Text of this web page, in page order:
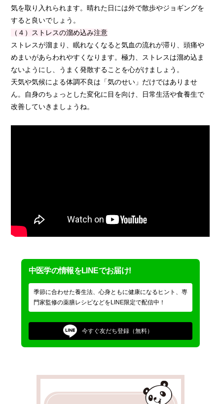
気を取り入れられます。晴れた日には外で散歩やジョギングを
すると良いでしょう。
（４）ストレスの溜め込み注意
ストレスが溜まり、眠れなくなると気血の流れが滞り、頭痛や
めまいがあらわれやすくなります。極力、ストレスは溜め込ま
ないようにし、うまく発散することを心がけましょう。
天気や気候による体調不良は「気のせい」だけではありませ
ん。自身のちょっとした変化に目を向け、日常生活や食養生で
改善していきましょうね。
中医学の情報をLINEでお届け!
季節に合わせた養生法、心身ともに健康になるヒント、専
門家監修の薬膳レシピなどをLINE限定で配信中！
今すぐ友だち登録（無料）